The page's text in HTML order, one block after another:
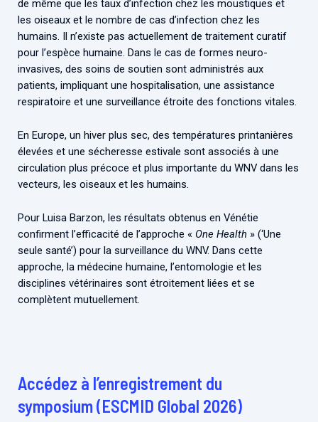
de même que les taux d’infection chez les moustiques et
les oiseaux et le nombre de cas d’infection chez les
humains. Il n’existe pas actuellement de traitement curatif
pour l’espèce humaine. Dans le cas de formes neuro-
invasives, des soins de soutien sont administrés aux
patients, impliquant une hospitalisation, une assistance
respiratoire et une surveillance étroite des fonctions vitales.
En Europe, un hiver plus sec, des températures printanières
élevées et une sécheresse estivale sont associés à une
circulation plus précoce et plus importante du WNV dans les
vecteurs, les oiseaux et les humains.
Pour Luisa Barzon, les résultats obtenus en Vénétie
confirment l’efficacité de l’approche « One Health » (‘Une
seule santé’) pour la surveillance du WNV. Dans cette
approche, la médecine humaine, l’entomologie et les
disciplines vétérinaires sont étroitement liées et se
complètent mutuellement.
Accédez à l’enregistrement du
symposium (ESCMID Global 2026)